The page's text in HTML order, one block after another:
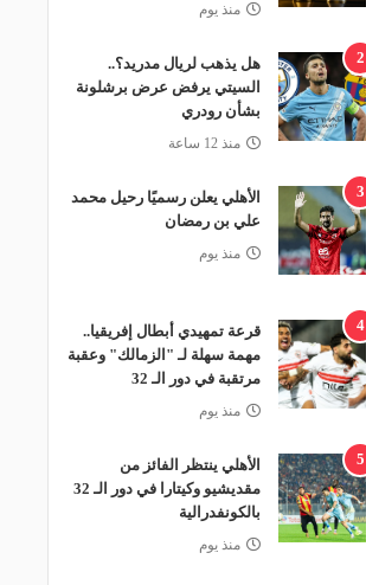
منذ يوم
2
هل يذهب لريال مدريد؟..
السيتي يرفض عرض برشلونة
بشأن رودري
منذ 12 ساعة
3
الأهلي يعلن رسميًا رحيل محمد
علي بن رمضان
منذ يوم
4
قرعة تمهيدي أبطال إفريقيا..
مهمة سهلة لـ "الزمالك" وعقبة
مرتقبة في دور الـ 32
منذ يوم
5
الأهلي ينتظر الفائز من
مقديشيو وكيتارا في دور الـ 32
بالكونفدرالية
منذ يوم